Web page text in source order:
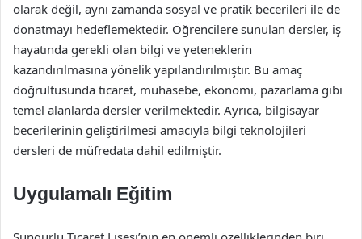
olarak değil, aynı zamanda sosyal ve pratik becerileri ile de
donatmayı hedeflemektedir. Öğrencilere sunulan dersler, iş
hayatında gerekli olan bilgi ve yeteneklerin
kazandırılmasına yönelik yapılandırılmıştır. Bu amaç
doğrultusunda ticaret, muhasebe, ekonomi, pazarlama gibi
temel alanlarda dersler verilmektedir. Ayrıca, bilgisayar
becerilerinin geliştirilmesi amacıyla bilgi teknolojileri
dersleri de müfredata dahil edilmiştir.
Uygulamalı Eğitim